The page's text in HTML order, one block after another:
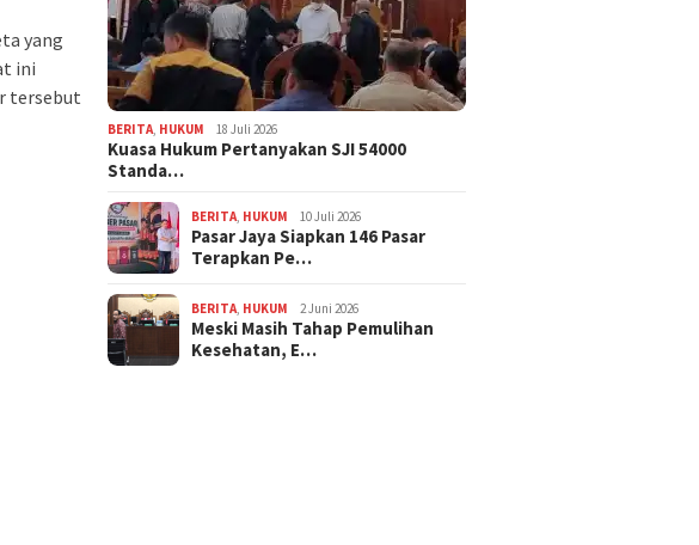
yang
ini
tersebut
BERITA HUKUM 18 Juli 2026
Kuasa Hukum Pertanyakan SJI 54000
Standa…
BERITA HUKUM 10 Juli 2026
Pasar Jaya Siapkan 146 Pasar
Terapkan Pe…
BERITA HUKUM 2 Juni 2026
Meski Masih Tahap Pemulihan
Kesehatan, E…